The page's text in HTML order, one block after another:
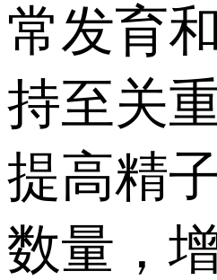
常发育
持至关
提高精
数量，